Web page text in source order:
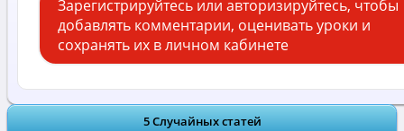
Зарегистрируйтесь или авторизируйтесь, чтобы
добавлять комментарии, оценивать уроки и
сохранять их в личном кабинете
5 Случайных статей